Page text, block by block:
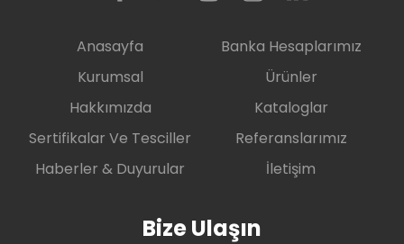
Anasayfa
Kurumsal
Hakkımızda
Sertifikalar Ve Tesciller
Haberler & Duyurular
Banka Hesaplarımız
Ürünler
Kataloglar
Referanslarımız
İletişim
Bize Ulaşın